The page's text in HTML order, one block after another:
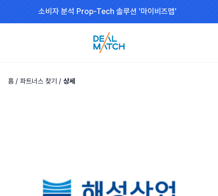
소비자 분석 Prop-Tech 솔루션 '마이비즈맵'
홈 / 파트너스 찾기 / 상세